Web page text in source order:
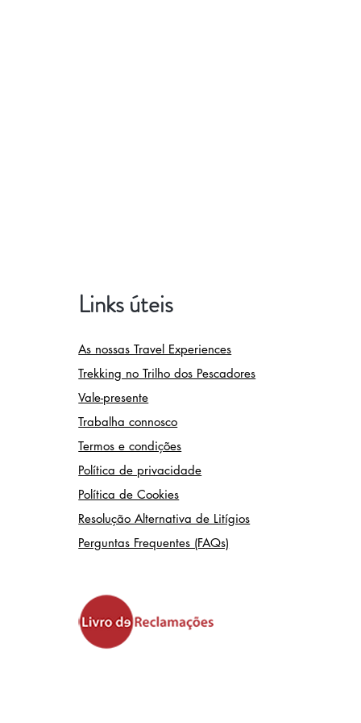
Links úteis
As nossas Travel Experiences
Trekking no Trilho dos Pescadores
Vale-presente
Trabalha connosco
Termos e condições
Política de privacidade
Política de Cookies
Resolução Alternativa de Litígios
Perguntas Frequentes (FAQs)